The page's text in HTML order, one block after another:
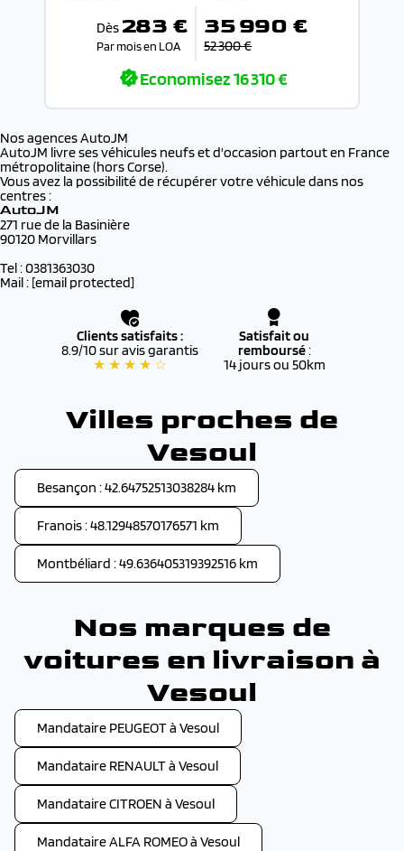
Dès 283 €
Par mois en LOA
35 990 €
52 300 €
Economisez16 310 €
Nos agences AutoJM
AutoJM livre ses véhicules neufs et d'occasion partout en France
métropolitaine (hors Corse).
Vous avez la possibilité de récupérer votre véhicule dans nos
centres :
AutoJM
271 rue de la Basinière
90120 Morvillars
Tel : 0381363030
Mail : [email protected]
Clients satisfaits :
8.9/10 sur avis garantis
★ ★ ★ ★ ☆
Satisfait ou
remboursé:
14 jours ou 50km
Villes proches de
Vesoul
Besançon : 42.64752513038284 km
Franois : 48.12948570176571 km
Montbéliard : 49.636405319392516 km
Nos marques de
voitures en livraison à
Vesoul
Mandataire PEUGEOT à Vesoul
Mandataire RENAULT à Vesoul
Mandataire CITROEN à Vesoul
Mandataire ALFA ROMEO à Vesoul